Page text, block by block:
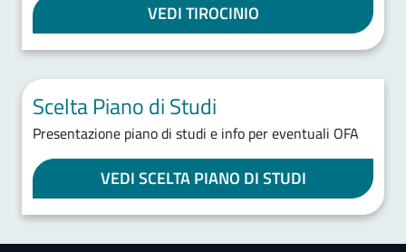
VEDI TIROCINIO
Scelta Piano di Studi
Presentazione piano di studi e info per eventuali OFA
VEDI SCELTA PIANO DI STUDI